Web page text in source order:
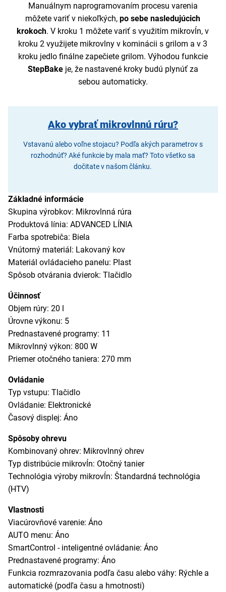
Manuálnym naprogramovaním procesu varenia
môžete variť v niekoľkých,po sebe nasledujúcich
krokoch. V kroku 1 môžete variť s využitím mikrovĺn, v
kroku 2 využijete mikrovlny v kominácii s grilom a v 3
kroku jedlo finálne zapečiete grilom. Výhodou funkcie
StepBake je, že nastavené kroky budú plynúť za
sebou automaticky.
Ako vybrať mikrovlnnú rúru?
Vstavanú alebo voľne stojacu? Podľa akých parametrov s
rozhodnúť? Aké funkcie by mala mať? Toto všetko sa
dočitate v našom článku.
Základné informácie
Skupina výrobkov: Mikrovlnná rúra
Produktová línia: ADVANCED LÍNIA
Farba spotrebiča: Biela
Vnútorný materiál: Lakovaný kov
Materiál ovládacieho panelu: Plast
Spôsob otvárania dvierok: Tlačidlo
Účinnosť
Objem rúry: 20 l
Úrovne výkonu: 5
Prednastavené programy: 11
Mikrovlnný výkon: 800 W
Priemer otočného taniera: 270 mm
Ovládanie
Typ vstupu: Tlačidlo
Ovládanie: Elektronické
Časový displej: Áno
Spôsoby ohrevu
Kombinovaný ohrev: Mikrovlnný ohrev
Typ distribúcie mikrovĺn: Otočný tanier
Technológia výroby mikrovĺn: Štandardná technológia
(HTV)
Vlastnosti
Viacúrovňové varenie: Áno
AUTO menu: Áno
SmartControl - inteligentné ovládanie: Áno
Prednastavené programy: Áno
Funkcia rozmrazovania podľa času alebo váhy: Rýchle a
automatické (podľa času a hmotnosti)